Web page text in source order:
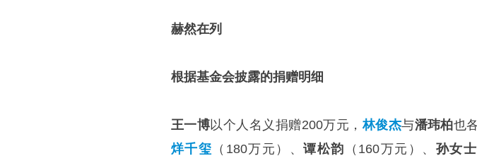
赫然在列
根据基金会披露的捐赠明细
王一博以个人名义捐赠200万元，林俊杰与潘玮柏也
烊千玺 （180万元）、谭松韵 （160万元）、 孙女士